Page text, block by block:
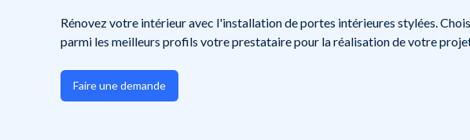
Rénovez votre intérieur avec l'installation de portes intérieures stylées.
parmi les meilleurs profils votre prestataire pour la réalisation de votre
Faire une demande